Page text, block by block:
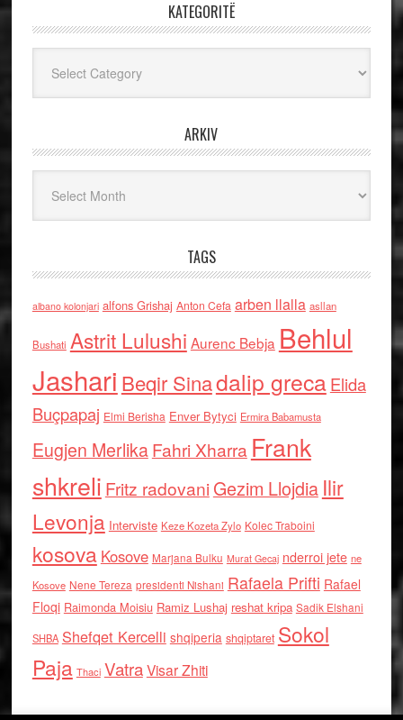
KATEGORITË
ARKIV
TAGS
albano kolonjari alfons Grishaj Anton Cefa arben llalla asllan
Bushati Astrit Lulushi Aurenc Bebja Behlul
Jashari Beqir Sinadalip grecaElida
Buçpapaj Elmi Berisha Enver Bytyci Ermira Babamusta
Eugjen MerlikaFahri Xharra Frank
shkreli Fritz radovaniGezim Llojdia Ilir
Levonja Interviste Keze Kozeta Zylo Kolec Traboini
kosova Kosove Marjana Bulku Murat Gecaj nderroi jete ne
Kosove Nene Tereza presidenti Nishani Rafaela Prifti Rafael
Floqi Raimonda Moisiu Ramiz Lushaj reshat kripa Sadik Elshani
SHBA Shefqet Kercelli shqiperia shqiptaret Sokol
Paja Thaci VatraVisar Zhiti